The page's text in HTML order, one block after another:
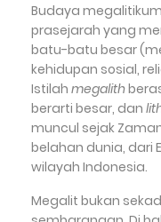
Budaya
prasejarah yang
batu-batu besar
kehidupan sosial,
Istilah megalith
berarti besar, dan
muncul sejak
belahan dunia, dari
wilayah Indonesia.
Megalit bukan